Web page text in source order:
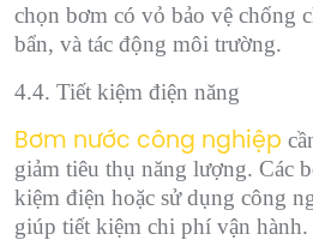
chọn bơm có vỏ bảo vệ chống
bẩn, và tác động môi trường.
4.4. Tiết kiệm điện năng
Bơm nước công nghiệp
giảm tiêu thụ năng lượng. Các
kiệm điện hoặc sử dụng công
giúp tiết kiệm chi phí vận hành.